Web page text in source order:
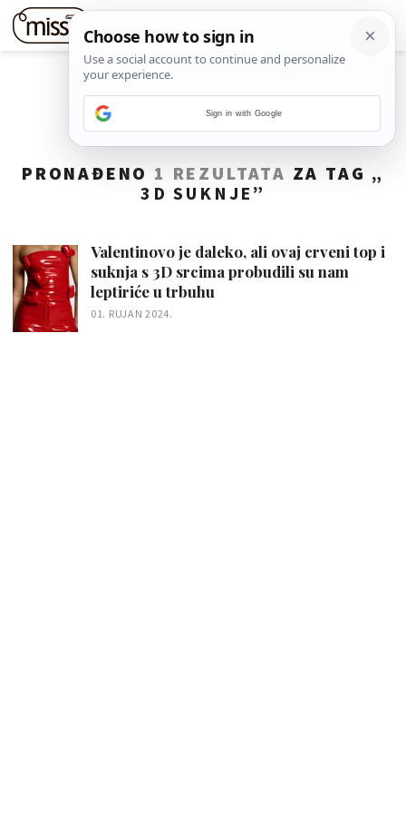
PRONAĐENO 1 REZULTATA ZA TAG „
3D SUKNJE ”
Valentinovo je daleko, ali ovaj crveni top i
suknja s 3D srcima probudili su nam
leptiriće u trbuhu
01. RUJAN 2024.
Sign in with Google